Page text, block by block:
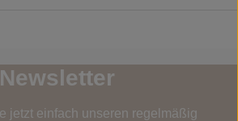
Newsletter
jetzt einfach unseren regelmäßig